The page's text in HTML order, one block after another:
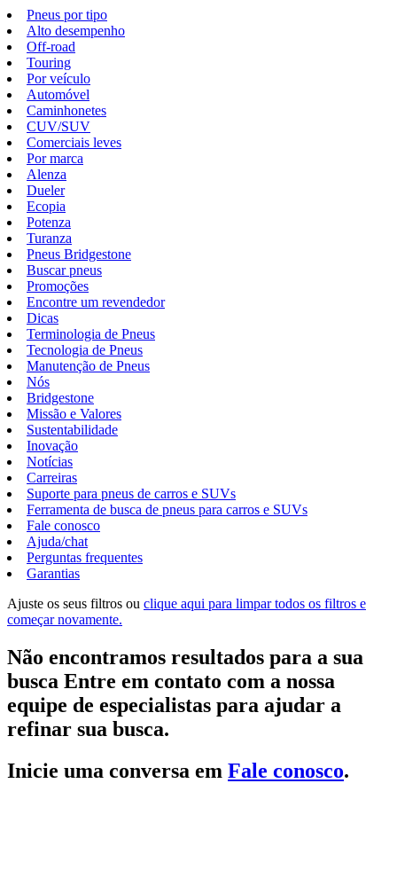
Pneus por tipo
Alto desempenho
Off-road
Touring
Por veículo
Automóvel
Caminhonetes
CUV/SUV
Comerciais leves
Por marca
Alenza
Dueler
Ecopia
Potenza
Turanza
Pneus Bridgestone
Buscar pneus
Promoções
Encontre um revendedor
Dicas
Terminologia de Pneus
Tecnologia de Pneus
Manutenção de Pneus
Nós
Bridgestone
Missão e Valores
Sustentabilidade
Inovação
Notícias
Carreiras
Suporte para pneus de carros e SUVs
Ferramenta de busca de pneus para carros e SUVs
Fale conosco
Ajuda/chat
Perguntas frequentes
Garantias
Ajuste os seus filtros ou clique aqui para limpar todos os filtros e
começar novamente.
Não encontramos resultados para a sua
busca Entre em contato com a nossa
equipe de especialistas para ajudar a
refinar sua busca.
Inicie uma conversa em Fale conosco.